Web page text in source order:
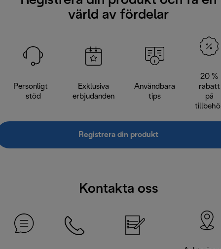
värld av fördelar
Personligt
stöd
Exklusiva
erbjudanden
Användbara
tips
20 %
rabatt
på
Registrera din produkt
Kontakta oss